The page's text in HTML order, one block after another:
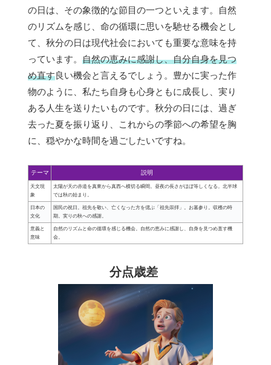
の日は、その象徴的な節目の一つといえます。自然
のリズムを感じ、命の循環に思いを馳せる機会とし
て、秋分の日は現代社会においても重要な意味を持
っています。 自然の恵みに感謝し、自分自身を見つ
め直す良い機会と言えるでしょう。豊かに実った作
物のように、私たち自身も心身ともに成長し、実り
ある人生を送りたいものです。秋分の日には、過ぎ
去った夏を振り返り、これからの季節への希望を胸
に、穏やかな時間を過ごしたいですね。
テーマ 説明
天文現
象
太陽が天の赤道を真東から真西へ横切る瞬間。昼夜の長さがほぼ等しくなる。北半球
では秋の始まり。
日本の
文化
国民の祝日。祖先を敬い、亡くなった方を偲ぶ「祖先崇拝」。お墓参り。収穫の時
期。実りの秋への感謝。
意義と
意味
自然のリズムと命の循環を感じる機会。自然の恵みに感謝し、自身を見つめ直す機
会。
分点歳差